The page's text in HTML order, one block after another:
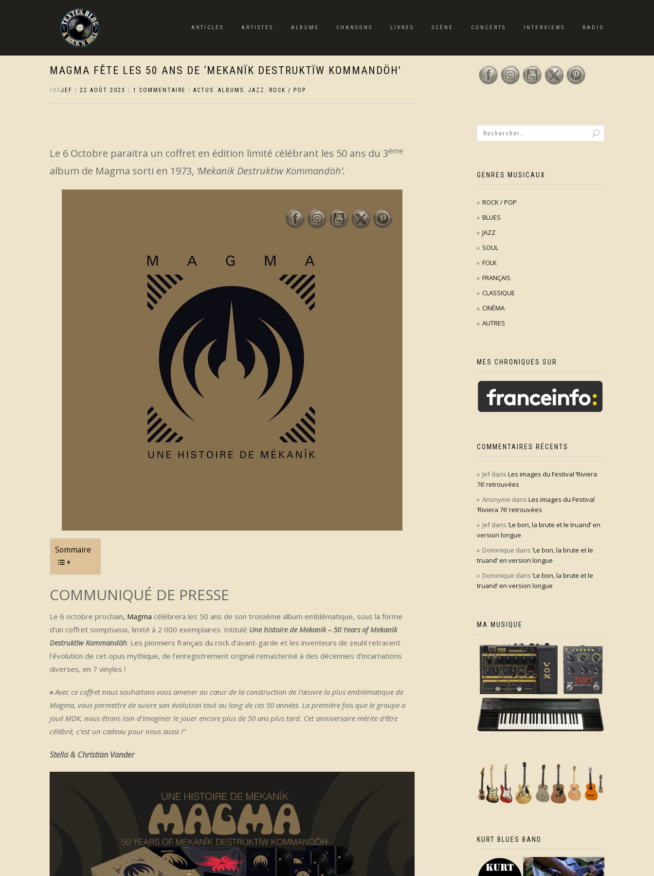
ARTICLES ARTISTES ALBUMS CHANSONS LIVRES SCÈNE CONCERTS INTERVIEWS RADIO
MAGMA FÊTE LES 50 ANS DE ‘MEKANÏK DESTRUKTÏW KOMMANDÖH’
PARJEF 22 AOÛT 2023 1 COMMENTAIRE ACTUS , ALBUMS , JAZZ , ROCK / POP
Le 6 Octobre paraitra un coffret en édition limité célébrant les 50 ans du 3ème
album de Magma sorti en 1973, ‘Mekanïk Destruktïw Kommandöh’.
Sommaire
COMMUNIQUÉ DE PRESSE
Le 6 octobre prochain, Magma célébrera les 50 ans de son troisième album emblématique, sous la forme
d’un coffret somptueux, limité à 2 000 exemplaires. Intitulé Une histoire de Mekanïk – 50 Years of Mekanïk
Destruktïw Kommandöh. Les pionniers français du rock d’avant-garde et les inventeurs de zeuhl retracent
l’évolution de cet opus mythique, de l’enregistrement original remasterisé à des décennies d’incarnations
diverses, en 7 vinyles !
«Avec ce coffret nous souhaitons vous amener au cœur de la construction de l’œuvre la plus emblématique de
Magma, vous permettre de suivre son évolution tout au long de ces 50 années. La première fois que le groupe a
joué MDK, nous étions loin d’imaginer le jouer encore plus de 50 ans plus tard. Cet anniversaire mérite d’être
célébré, c’est un cadeau pour nous aussi !”
Stella & Christian Vander
GENRES MUSICAUX
ROCK / POP
BLUES
JAZZ
SOUL
FOLK
FRANÇAIS
CLASSIQUE
CINÉMA
AUTRES
MES CHRONIQUES SUR
COMMENTAIRES RÉCENTS
Jefdans Les images du Festival ‘Riviera
76’ retrouvées
Anonyme dans Les images du Festival
‘Riviera 76’ retrouvées
Jefdans ‘Le bon, la brute et le truand’ en
version longue
Dominique dans ‘Le bon, la brute et le
truand’ en version longue
Dominique dans ‘Le bon, la brute et le
truand’ en version longue
MA MUSIQUE
KURT BLUES BAND